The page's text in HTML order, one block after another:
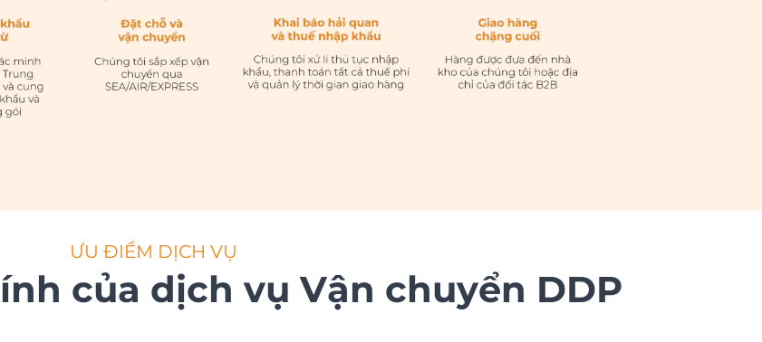
ƯU ĐIỂM DỊCH VỤ
của dịch vụ Vận chuyển DDP